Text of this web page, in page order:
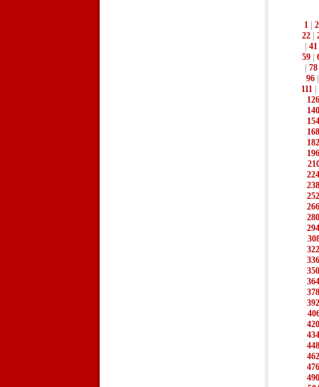
1
2
22|
41
59|
78
96
111|
126
140
154
168
182
196
224
238
252
266
280
294
322
336
350
364
378
392
420
434
448
462
476
490